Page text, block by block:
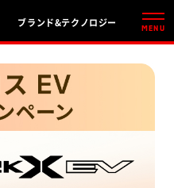
ブランド&テクノロジー
MENU